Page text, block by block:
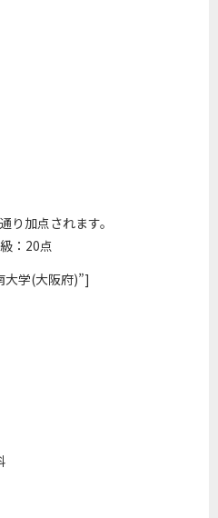
り加点されます。
：20点
学(大阪府)”]